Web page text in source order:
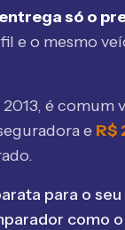
só o
e o mesmo
, é comum
e R$
para o
como